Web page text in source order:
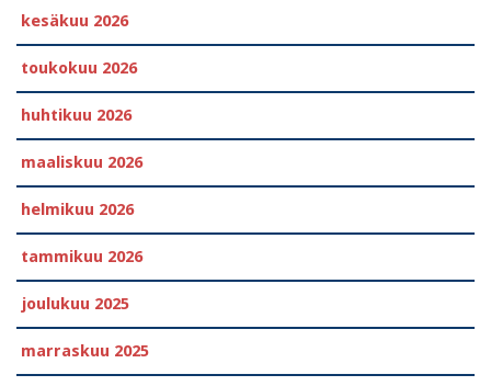
kesäkuu 2026
toukokuu 2026
huhtikuu 2026
maaliskuu 2026
helmikuu 2026
tammikuu 2026
joulukuu 2025
marraskuu 2025